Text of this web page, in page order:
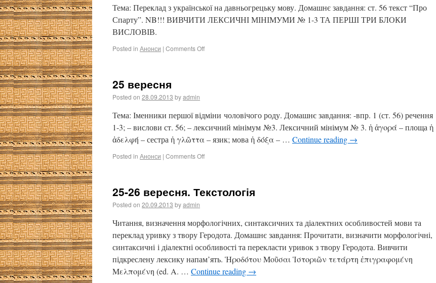
Тема: Переклад з української на давньогрецьку мову. Домашнє завдання: ст. 56 текст “Про
Спарту”. NB!!! ВИВЧИТИ ЛЕКСИЧНІ МІНІМУМИ № 1-3 ТА ПЕРШІ ТРИ БЛОКИ
ВИСЛОВІВ.
Posted in Анонси | Comments Off
25 вересня
Posted on 28.09.2013 byadmin
Тема: Іменники першої відміни чоловічого роду. Домашнє завдання: -впр. 1 (ст. 56) речення
1-3; – вислови ст. 56; – лексичний мінімум №3. Лексичний мінімум № 3. ἡ ἀγορά – площа ἡ
ἀδελφή – сестра ἡ γλῶττα – язик; мова ἡ δόξα – … Continue reading →
Posted in Анонси | Comments Off
25-26 вересня. Текстологія
Posted on 20.09.2013 byadmin
Читання, визначення морфологічних, синтаксичних та діалектних особливостей мови та
переклад уривку з твору Геродота. Домашнє завдання: Прочитати, визначити морфологічні,
синтаксичні і діалектні особливості та перекласти уривок з твору Геродота. Вивчити
підкреслену лексику напам’ять. Ἡροδότου Μοῦσαι Ἱστοριῶν τετάρτη ἐπιγραφομένη
Μελπομένη (ed. A. … Continue reading →